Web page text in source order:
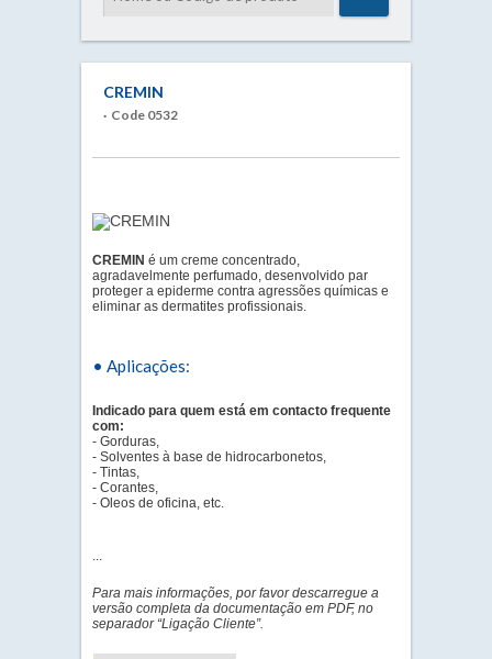
CREMIN
· Code 0532
CREMIN é um creme concentrado,
agradavelmente perfumado, desenvolvido par
proteger a epiderme contra agressões químicas e
eliminar as dermatites profissionais.
• Aplicações:
Indicado para quem está em contacto frequente
com:
- Gorduras,
- Solventes à base de hidrocarbonetos,
- Tintas,
- Corantes,
- Oleos de oficina, etc.
...
Para mais informações, por favor descarregue a
versão completa da documentação em PDF, no
separador “Ligação Cliente”.